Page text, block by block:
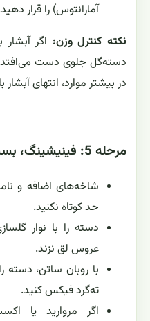
آمارانتوس) را قرار
نکته کنترل وزن: اگر
دسته‌گل جلوی دست
در بیشتر موارد، انتهای
مرحله 5: فینیشینگ، بستن دسته و روبان‌پیچی
شاخه‌های اضافه و
حد کوتاه نکنید.
دسته را با نوار
عروس لق نزند.
با روبان ساتن،
ته‌گرد فیکس کنید.
اگر مروارید یا